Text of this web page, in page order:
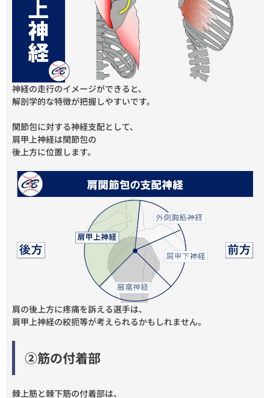
神経の走行のイメージができると、
解剖学的な特徴が把握しやすいです。
関節包に対する神経支配として、
肩甲上神経は関節包の
後上方に位置します。
肩の後上方に疼痛を訴える選手は、
肩甲上神経の絞扼等が考えられるかもしれません。
②筋の付着部
棘上筋と棘下筋の付着部は、